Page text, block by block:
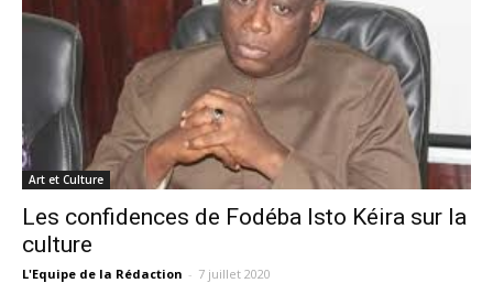
Art et Culture
Les confidences de Fodéba Isto Kéira sur la
culture
L'Equipe de la Rédaction - 7 juillet 2020